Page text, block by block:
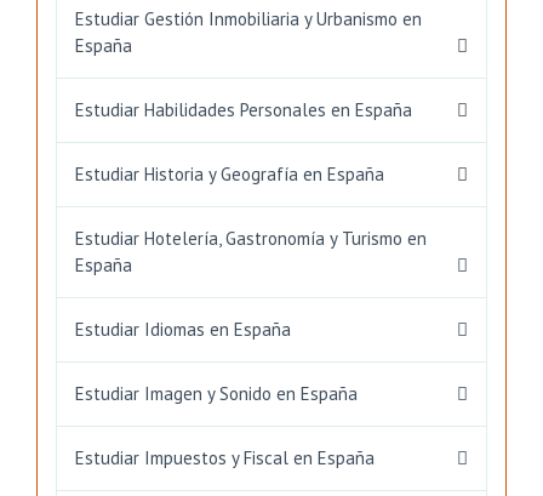
Estudiar Gestión Inmobiliaria y Urbanismo en
España
Estudiar Habilidades Personales en España
Estudiar Historia y Geografía en España
Estudiar Hotelería, Gastronomía y Turismo en
España
Estudiar Idiomas en España
Estudiar Imagen y Sonido en España
Estudiar Impuestos y Fiscal en España